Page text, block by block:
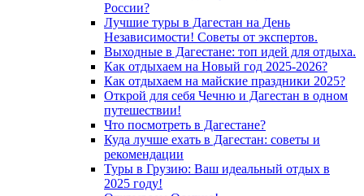
России?
Лучшие туры в Дагестан на День
Независимости! Советы от экспертов.
Выходные в Дагестане: топ идей для отдыха.
Как отдыхаем на Новый год 2025-2026?
Как отдыхаем на майские праздники 2025?
Открой для себя Чечню и Дагестан в одном
путешествии!
Что посмотреть в Дагестане?
Куда лучше ехать в Дагестан: советы и
рекомендации
Туры в Грузию: Ваш идеальный отдых в
2025 году!